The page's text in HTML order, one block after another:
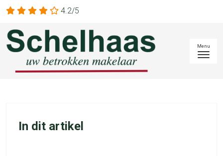
4.2/5
In dit artikel